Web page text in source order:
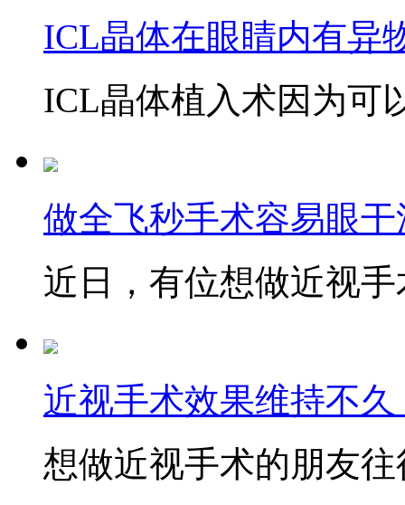
ICL晶体在眼睛内有异
ICL晶体植入术因为可
做全飞秒手术容易眼
近日，有位想做近视
近视手术效果维持不
想做近视手术的朋友